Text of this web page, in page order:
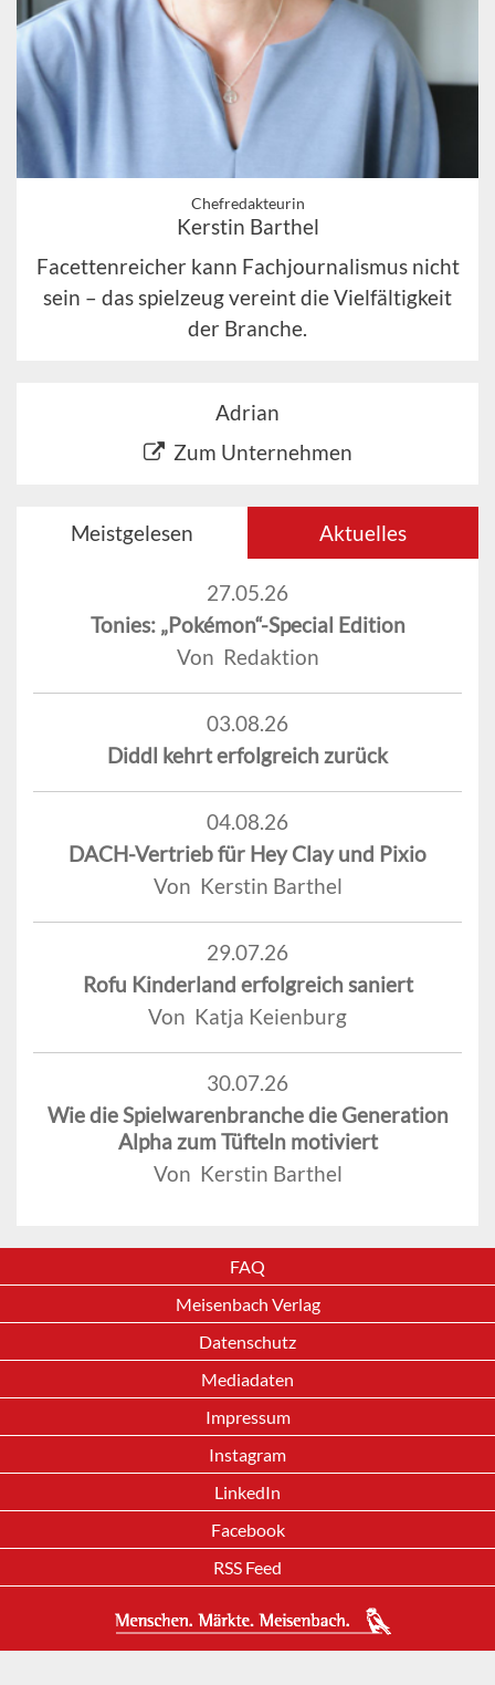
Chefredakteurin
Kerstin Barthel
Facettenreicher kann Fachjournalismus nicht
sein – das spielzeug vereint die Vielfältigkeit
der Branche.
Adrian
Zum Unternehmen
Meistgelesen Aktuelles
27.05.26
Tonies: „Pokémon“-Special Edition
Von Redaktion
03.08.26
Diddl kehrt erfolgreich zurück
04.08.26
DACH-Vertrieb für Hey Clay und Pixio
Von Kerstin Barthel
29.07.26
Rofu Kinderland erfolgreich saniert
Von Katja Keienburg
30.07.26
Wie die Spielwarenbranche die Generation
Alpha zum Tüfteln motiviert
Von Kerstin Barthel
FAQ
Meisenbach Verlag
Datenschutz
Mediadaten
Impressum
Instagram
LinkedIn
Facebook
RSS Feed